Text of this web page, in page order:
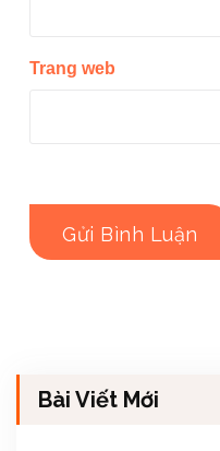
Trang web
Bài Viết Mới